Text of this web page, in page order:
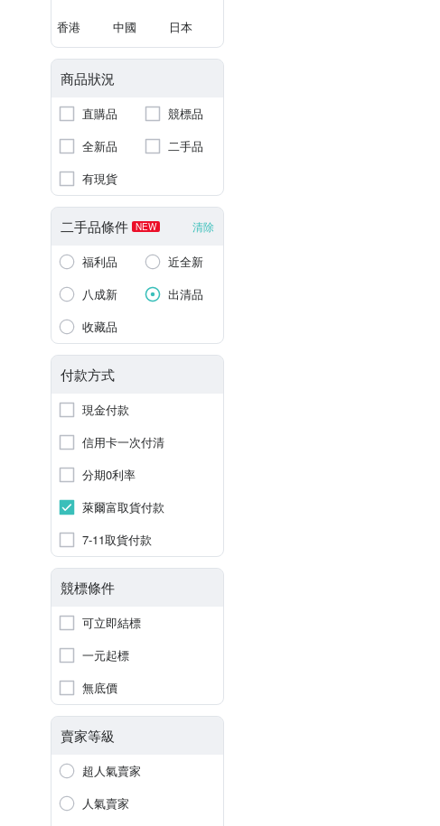
香港 中國 日本
商品狀況
直購品
競標品
全新品
二手品
有現貨
二手品條件 NEW 清除
福利品
近全新
八成新
出清品
收藏品
付款方式
現金付款
信用卡一次付清
分期0利率
萊爾富取貨付款
7-11取貨付款
競標條件
可立即結標
一元起標
無底價
賣家等級
超人氣賣家
人氣賣家